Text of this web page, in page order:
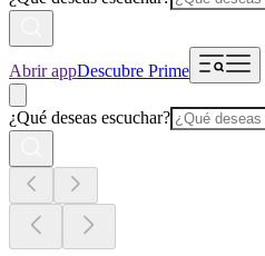
Abrir appDescubre Prime
¿Qué deseas escuchar?